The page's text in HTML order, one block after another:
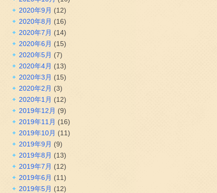
2020年9月 (12)
2020年8月 (16)
2020年7月 (14)
2020年6月 (15)
2020年5月 (7)
2020年4月 (13)
2020年3月 (15)
2020年2月 (3)
2020年1月 (12)
2019年12月 (9)
2019年11月 (16)
2019年10月 (11)
2019年9月 (9)
2019年8月 (13)
2019年7月 (12)
2019年6月 (11)
2019年5月 (12)